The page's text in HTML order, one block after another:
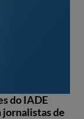
do IADE
de